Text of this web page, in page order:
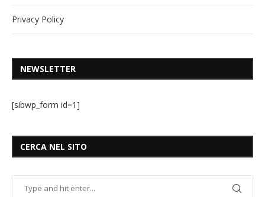
Privacy Policy
NEWSLETTER
[sibwp_form id=1]
CERCA NEL SITO